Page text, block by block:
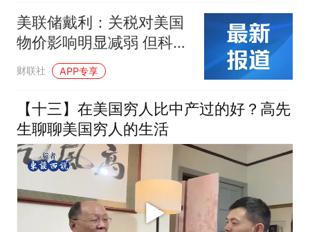
美联储戴利：关税对美国
物价影响明显减弱 但科技
投资成为新通胀风险
财联社 APP专享
【十三】在美国穷人比中产过的好？高先
生聊聊美国穷人的生活